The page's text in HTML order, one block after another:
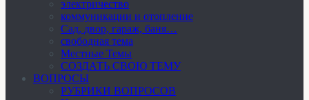
электричество
коммуникации и отопление
Cад, двор, гараж, баня…
свободная тема
Местные Темы
СОЗДАТЬ СВОЮ ТЕМУ
ВОПРОСЫ
РУБРИКИ ВОПРОСОВ